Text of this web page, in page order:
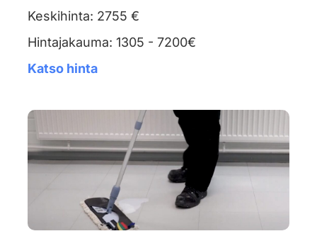
Keskihinta: 2755 €
Hintajakauma: 1305 - 7200€
Katso hinta